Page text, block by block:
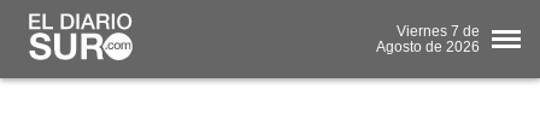
Viernes 7 de
Agosto de 2026